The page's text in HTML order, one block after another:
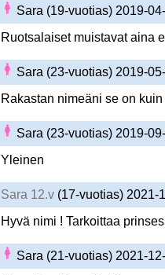
Sara (19-vuotias) 2019-
Ruotsalaiset muistavat aina
Sara (23-vuotias) 2019-
Rakastan nimeäni se on
Sara (23-vuotias) 2019-
Yleinen
Sara 12.v(17-vuotias) 2021-
Hyvä nimi ! Tarkoittaa
Sara (21-vuotias) 2021-